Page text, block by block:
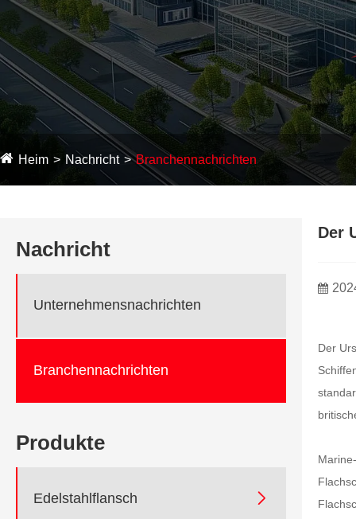
Heim Nachricht Branchennachrichten
Nachricht
Unternehmensnachrichten
Branchennachrichten
Produkte
Edelstahlflansch 
Der
Der